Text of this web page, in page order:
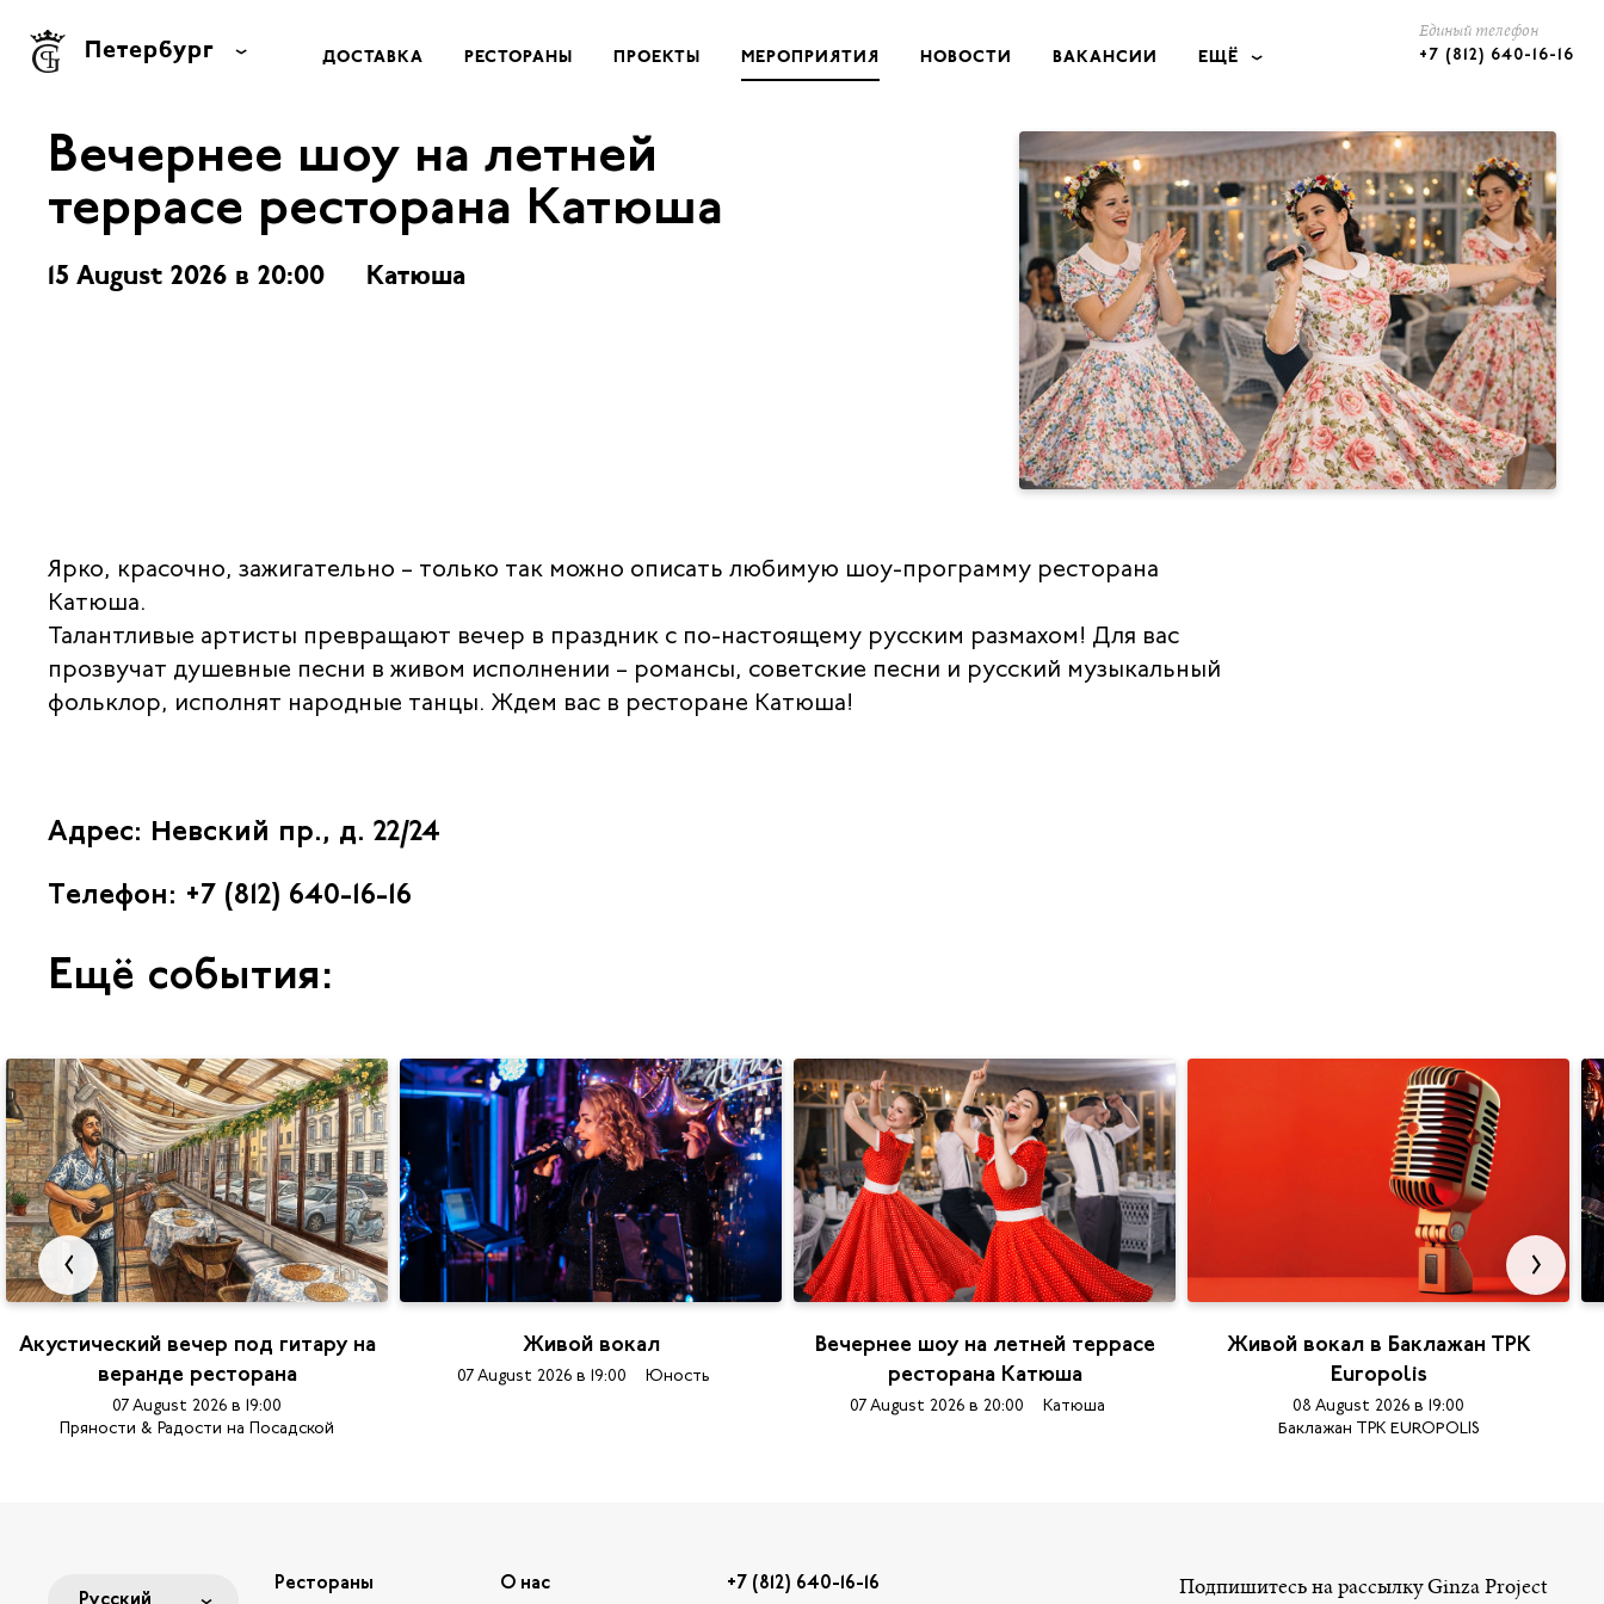
Петербург
Петербург
Тула
Нью Йорк
ДОСТАВКА РЕСТОРАНЫ ПРОЕКТЫ МЕРОПРИЯТИЯ НОВОСТИ ВАКАНСИИ ЕЩЁ
ОТЕЛИ
ПОДАРКИ
КОНТАКТЫ
РАЗМЕЩЕНИЕ РЕКЛАМЫ
Единый телефон
+7 (812) 640-16-16
Вечернее шоу на летней
террасе ресторана Катюша
15 August 2026 в 20:00 Катюша
Ярко, красочно, зажигательно – только так можно описать любимую шоу-программу ресторана
Катюша.
Талантливые артисты превращают вечер в праздник с по-настоящему русским размахом! Для вас
прозвучат душевные песни в живом исполнении – романсы, советские песни и русский музыкальный
фольклор, исполнят народные танцы. Ждем вас в ресторане Катюша!
Адрес: Невский пр., д. 22/24
Телефон: +7 (812) 640-16-16
Ещё события:
Акустический вечер под гитару на
веранде ресторана
07 August 2026 в 19:00
Пряности & Радости на Посадской
Живой вокал
07 August 2026 в 19:00 Юность
Вечернее шоу на летней террасе
ресторана Катюша
07 August 2026 в 20:00 Катюша
Живой вокал в Баклажан ТРК
Europolis
08 August 2026 в 19:00
Баклажан ТРК EUROPOLIS
Рестораны О нас +7 (812) 640-16-16 Подпишитесь на рассылку Ginza Project